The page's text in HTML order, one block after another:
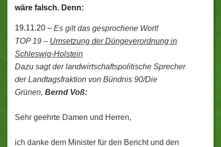
wäre falsch. Denn:
19.11.20 – Es gilt das gesprochene Wort!
TOP 19 – Umsetzung der Düngeverordnung in
Schleswig-Holstein
Dazu sagt der landwirtschaftspolitische Sprecher
derLandtagsfraktion von Bündnis 90/Die
Grünen, Bernd Voß:
Sehr geehrte Damen und Herren,
ich danke dem Minister für den Bericht und den